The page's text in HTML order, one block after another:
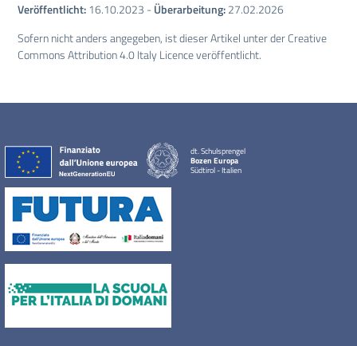
Veröffentlicht:16.10.2023 -Überarbeitung:27.02.2026
Sofern nicht anders angegeben, ist dieser Artikel unter der Creative
Commons Attribution 4.0 Italy Licence veröffentlicht.
dt. Schulsprengel
Bozen Europa
Südtirol - Italien